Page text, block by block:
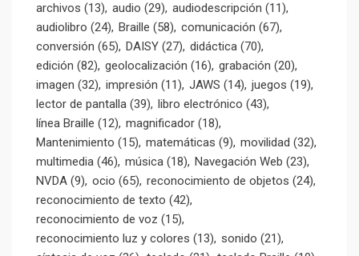
archivos (13) audio (29) audiodescripción (11)
audiolibro (24) Braille (58) comunicación (67)
conversión (65) DAISY (27) didáctica (70)
edición (82) geolocalización (16) grabación (20)
imagen (32) impresión (11) JAWS (14) juegos (19)
lector de pantalla (39) libro electrónico (43)
línea Braille (12) magnificador (18)
Mantenimiento (15) matemáticas (9) movilidad (32)
multimedia (46) música (18) Navegación Web (23)
NVDA (9) ocio (65) reconocimiento de objetos (24)
reconocimiento de texto (42)
reconocimiento de voz (15)
reconocimiento luz y colores (13) sonido (21)